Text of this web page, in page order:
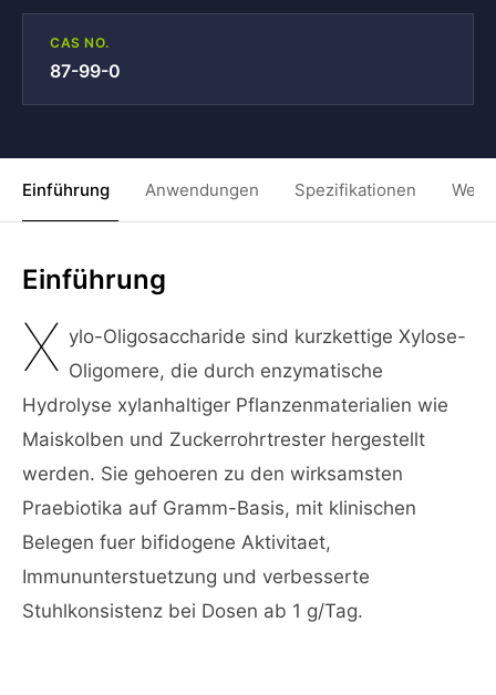
CAS NO.
87-99-0
Einführung Anwendungen Spezifikationen
Einführung
X ylo-Oligosaccharide sind kurzkettige Xylose-
Oligomere, die durch enzymatische
Hydrolyse xylanhaltiger Pflanzenmaterialien wie
Maiskolben und Zuckerrohrtrester hergestellt
werden. Sie gehoeren zu den wirksamsten
Praebiotika auf Gramm-Basis, mit klinischen
Belegen fuer bifidogene Aktivitaet,
Immununterstuetzung und verbesserte
Stuhlkonsistenz bei Dosen ab 1 g/Tag.